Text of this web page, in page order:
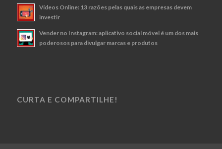
Vídeos Online: 13 razões pelas quais as empresas devem
investir
Vender no Instagram: aplicativo social móvel é um dos mais
poderosos para divulgar marcas e produtos
CURTA E COMPARTILHE!